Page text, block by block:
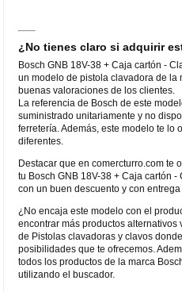
¿No tienes claro si adquirir
Bosch GNB 18V-38 + Caja cartón -
un modelo de pistola clavadora de la
buenas valoraciones de los clientes.
La referencia de Bosch de este
suministrado unitariamente y no
ferretería. Además, este modelo te lo
diferentes.
Destacar que en comercturro.com te
tu Bosch GNB 18V-38 + Caja cartón
con un buen descuento y con entrega
¿No encaja este modelo con el
encontrar más productos
de Pistolas clavadoras y clavos
posibilidades que te ofrecemos.
todos los productos de la marca
utilizando el buscador.